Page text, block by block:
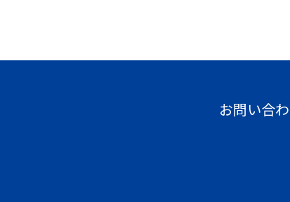
お問い合